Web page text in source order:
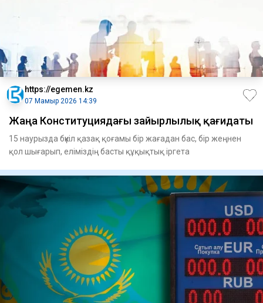
https://egemen.kz
07 Мамыр 2026 14:39
Жаңа Конституциядағы зайырлылық қағидаты
15 наурызда бүкіл қазақ қоғамы бір жағадан бас, бір жеңнен
қол шығарып, еліміздің басты құқықтық іргета